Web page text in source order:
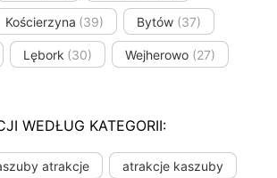
Kościerzyna (39) Bytów (37)
Lębork (30) Wejherowo (27)
WEDŁUG KATEGORII:
atrakcje atrakcje kaszuby